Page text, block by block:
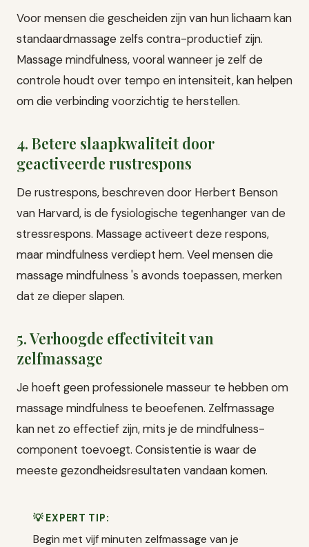
Voor mensen die gescheiden zijn van hun lichaam kan
standaardmassage zelfs contra-productief zijn.
Massage mindfulness, vooral wanneer je zelf de
controle houdt over tempo en intensiteit, kan helpen
om die verbinding voorzichtig te herstellen.
4. Betere slaapkwaliteit door
geactiveerde rustrespons
De rustrespons, beschreven door Herbert Benson
van Harvard, is de fysiologische tegenhanger van de
stressrespons. Massage activeert deze respons,
maar mindfulness verdiept hem. Veel mensen die
massage mindfulness 's avonds toepassen, merken
dat ze dieper slapen.
5. Verhoogde effectiviteit van
zelfmassage
Je hoeft geen professionele masseur te hebben om
massage mindfulness te beoefenen. Zelfmassage
kan net zo effectief zijn, mits je de mindfulness-
component toevoegt. Consistentie is waar de
meeste gezondheidsresultaten vandaan komen.
💡 EXPERT TIP:
Begin met vijf minuten zelfmassage van je